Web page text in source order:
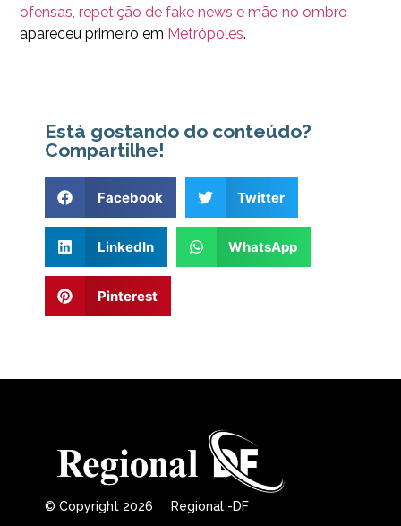
ofensas, repetição de fake news e mão no ombro
apareceu primeiro em Metrópoles.
Está gostando do conteúdo?
Compartilhe!
Facebook Twitter
LinkedIn WhatsApp
Pinterest
© Copyright 2026 Regional -DF